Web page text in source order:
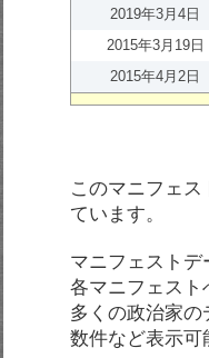
2019年3月4日
2015年3月19日
2015年4月2日
このマニフェス
ています。
マニフェストデ
各マニフェスト
多くの政治家の
数件など表示可